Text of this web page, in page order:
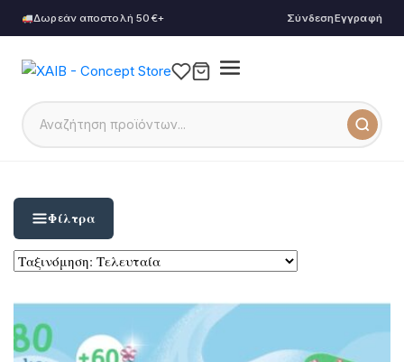
Δωρεάν αποστολή 50€+ ΣύνδεσηΕγγραφή
Φίλτρα